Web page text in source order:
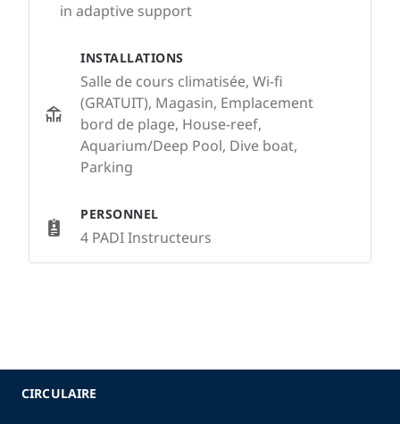
in adaptive support
INSTALLATIONS
Salle de cours climatisée, Wi-fi
(GRATUIT), Magasin, Emplacement
bord de plage, House-reef,
Aquarium/Deep Pool, Dive boat,
Parking
PERSONNEL
4 PADI Instructeurs
CIRCULAIRE